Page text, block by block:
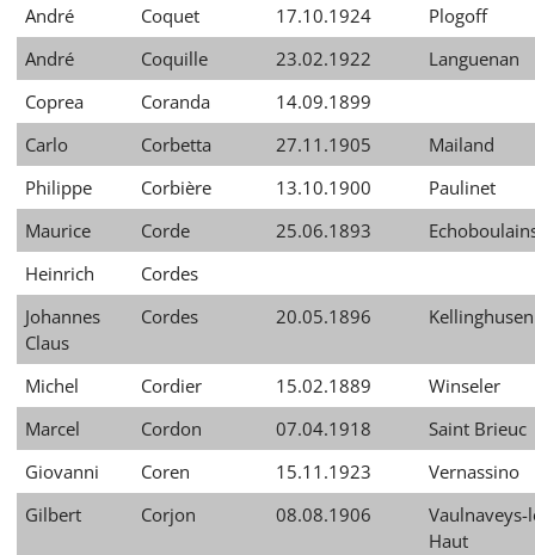
André
Coquet 17.10.1924
Plogoff
André
Coquille 23.02.1922
Languenan
Coprea
Coranda
14.09.1899
Carlo
Corbetta 27.11.1905
Mailand
Philippe
Corbière 13.10.1900
Paulinet
Maurice
Corde 25.06.1893
Heinrich
Cordes
Johannes
Claus
Cordes 20.05.1896 Kellinghusen
Michel Cordier 15.02.1889
Winseler
Marcel
Cordon 07.04.1918
Saint Brieuc
Giovanni
Coren 15.11.1923
Vernassino
Gilbert
Corjon 08.08.1906
Vaulnaveys-
Haut